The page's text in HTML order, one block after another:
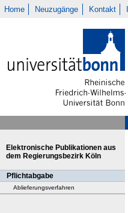
Home Neuzugänge Kontakt
Elektronische Publikationen aus
dem Regierungsbezirk Köln
Pflichtabgabe
Ablieferungsverfahren